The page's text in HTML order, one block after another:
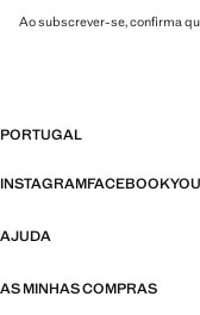
Ao subscrever-se, confirma
PORTUGAL
INSTAGRAMFACEBOOK
AJUDA
AS MINHAS COMPRAS